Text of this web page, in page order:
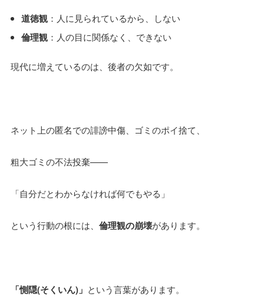
道徳観：人に見られているから、しない
倫理観：人の目に関係なく、できない
現代に増えているのは、後者の欠如です。
ネット上の匿名での誹謗中傷、ゴミのポイ捨て、
粗大ゴミの不法投棄——
「自分だとわからなければ何でもやる」
という行動の根には、 倫理観の崩壊があります。
「惻隠(そくいん)」 という言葉があります。